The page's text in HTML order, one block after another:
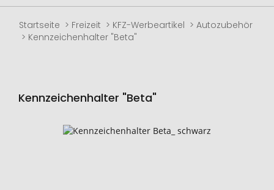
Startseite Freizeit KFZ-Werbeartikel
Autozubehör
Kennzeichenhalter "Beta"
Kennzeichenhalter "Beta"